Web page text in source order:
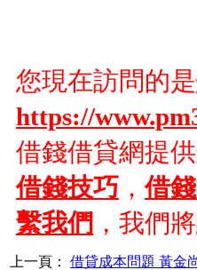
您現在訪問的是
https://
借錢借貸網提
借錢技巧 ，借
繫我們 ，我們
上一頁： 借貸成本問題 黃金